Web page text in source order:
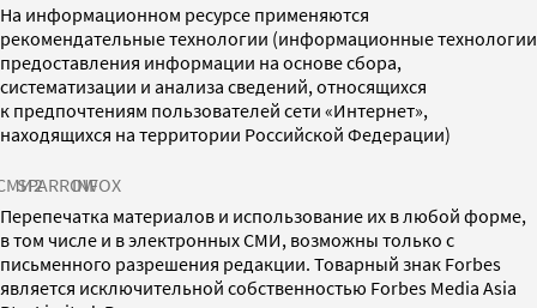
На информационном ресурсе применяются
рекомендательные технологии (информационные технологии
предоставления информации на основе сбора,
систематизации и анализа сведений, относящихся
к предпочтениям пользователей сети «Интернет»,
находящихся на территории Российской Федерации)
SPARROWINFOX
Перепечатка материалов и использование их в любой форме,
в том числе и в электронных СМИ, возможны только с
письменного разрешения редакции. Товарный знак Forbes
является исключительной собственностью Forbes Media Asia